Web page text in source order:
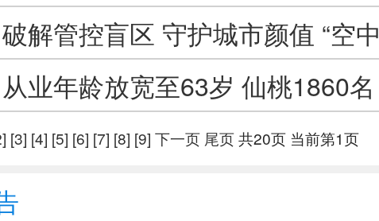
护万家烟火平安
解管控盲区 守护城市颜值 “空中
巡查显威力
业年龄放宽至63岁 仙桃1860名
动续证”
[3] [4] [5] [6] [7] [8] [9] 下一页 尾页共20页 当前第1页